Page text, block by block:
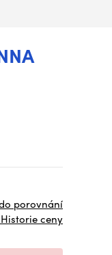
porovnání
Historie ceny